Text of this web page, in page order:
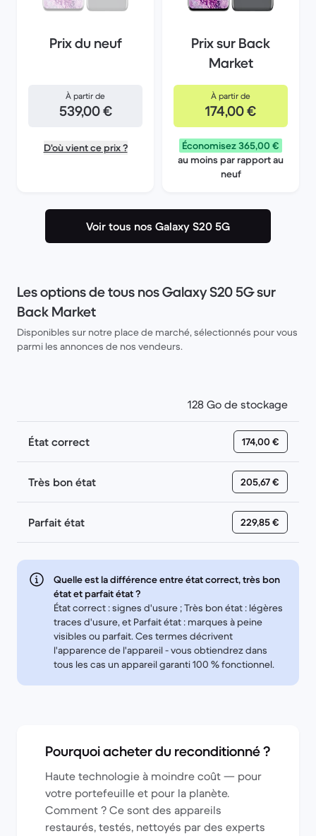
Prix du neuf
À partir de
539,00 €
D'où vient ce prix ?
Prix sur Back
Market
À partir de
174,00 €
Économisez 365,00 €
au moins par rapport au
neuf
Voir tous nos Galaxy S20 5G
Les options de tous nos Galaxy S20 5G sur
Back Market
Disponibles sur notre place de marché, sélectionnés pour vous
parmi les annonces de nos vendeurs.
128 Go de stockage
État correct 174,00 €
Très bon état 205,67 €
Parfait état 229,85 €
Quelle est la différence entre état correct, très bon
état et parfait état ?
État correct : signes d'usure ; Très bon état : légères
traces d'usure, et Parfait état : marques à peine
visibles ou parfait. Ces termes décrivent
l'apparence de l'appareil - vous obtiendrez dans
tous les cas un appareil garanti 100 % fonctionnel.
Pourquoi acheter du reconditionné ?
Haute technologie à moindre coût — pour
votre portefeuille et pour la planète.
Comment ? Ce sont des appareils
restaurés, testés, nettoyés par des experts